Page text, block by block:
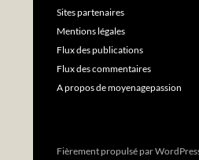
Sites partenaires
Mentions légales
Flux des publications
Flux des commentaires
A propos de moyenagepassion
Fièrement propulsé par